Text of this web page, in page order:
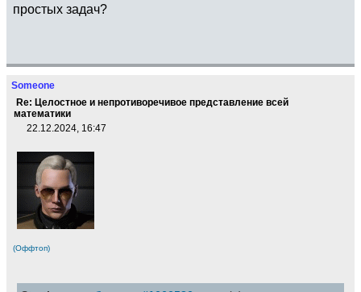
простых задач?
Someone
Re: Целостное и непротиворечивое представление всей
математики
22.12.2024, 16:47
(Оффтоп)